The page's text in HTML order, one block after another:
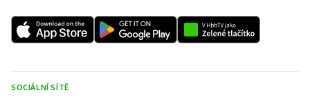
SOCIÁLNÍ SÍTĚ